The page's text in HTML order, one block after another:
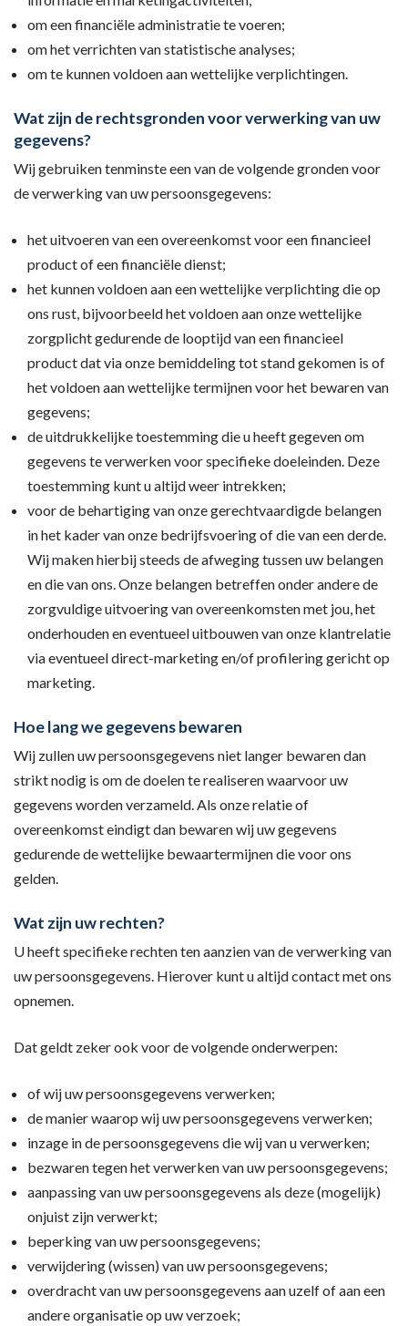
om een financiële administratie te voeren;
om het verrichten van statistische analyses;
om te kunnen voldoen aan wettelijke verplichtingen.
Wat zijn de rechtsgronden voor verwerking van uw
gegevens?
Wij gebruiken tenminste een van de volgende gronden voor
de verwerking van uw persoonsgegevens:
het uitvoeren van een overeenkomst voor een financieel
product of een financiële dienst;
het kunnen voldoen aan een wettelijke verplichting die op
ons rust, bijvoorbeeld het voldoen aan onze wettelijke
zorgplicht gedurende de looptijd van een financieel
product dat via onze bemiddeling tot stand gekomen is of
het voldoen aan wettelijke termijnen voor het bewaren van
gegevens;
de uitdrukkelijke toestemming die u heeft gegeven om
gegevens te verwerken voor specifieke doeleinden. Deze
toestemming kunt u altijd weer intrekken;
voor de behartiging van onze gerechtvaardigde belangen
in het kader van onze bedrijfsvoering of die van een derde.
Wij maken hierbij steeds de afweging tussen uw belangen
en die van ons. Onze belangen betreffen onder andere de
zorgvuldige uitvoering van overeenkomsten met jou, het
onderhouden en eventueel uitbouwen van onze klantrelatie
via eventueel direct-marketing en/of profilering gericht op
marketing.
Hoe lang we gegevens bewaren
Wij zullen uw persoonsgegevens niet langer bewaren dan
strikt nodig is om de doelen te realiseren waarvoor uw
gegevens worden verzameld. Als onze relatie of
overeenkomst eindigt dan bewaren wij uw gegevens
gedurende de wettelijke bewaartermijnen die voor ons
gelden.
Wat zijn uw rechten?
U heeft specifieke rechten ten aanzien van de verwerking van
uw persoonsgegevens. Hierover kunt u altijd contact met ons
opnemen.
Dat geldt zeker ook voor de volgende onderwerpen:
of wij uw persoonsgegevens verwerken;
de manier waarop wij uw persoonsgegevens verwerken;
inzage in de persoonsgegevens die wij van u verwerken;
bezwaren tegen het verwerken van uw persoonsgegevens;
aanpassing van uw persoonsgegevens als deze (mogelijk)
onjuist zijn verwerkt;
beperking van uw persoonsgegevens;
verwijdering (wissen) van uw persoonsgegevens;
overdracht van uw persoonsgegevens aan uzelf of aan een
andere organisatie op uw verzoek;